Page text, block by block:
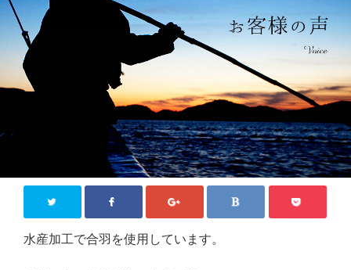
安全性のこだわり
他店との違い
選ばれている理由
漁師以外の仕事でも活躍
お客様の声
水産加工で合羽を使用しています。